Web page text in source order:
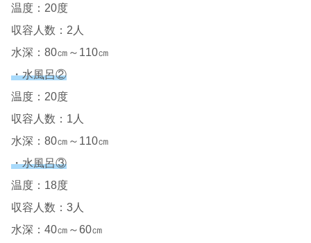
温度：20度
収容人数：2人
水深：80㎝～110㎝
・水風呂②
温度：20度
収容人数：1人
水深：80㎝～110㎝
・水風呂③
温度：18度
収容人数：3人
水深：40㎝～60㎝